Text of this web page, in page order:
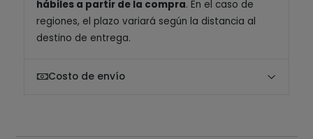
hábiles a partir de la compra. En el caso de
regiones, el plazo variará según la distancia al
destino de entrega.
Costo de envío